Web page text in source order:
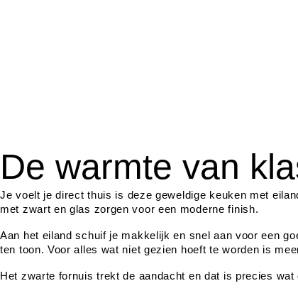
De warmte van
Je voelt je direct thuis is deze geweldige keuken met
met zwart en glas zorgen voor een moderne finish.
Aan het eiland schuif je makkelijk en snel aan voor een
ten toon. Voor alles wat niet gezien hoeft te worden is
Het zwarte fornuis trekt de aandacht en dat is precies wat